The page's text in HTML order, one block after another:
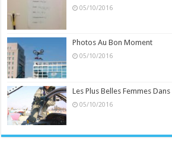
05/10/2016
Photos Au Bon Moment
05/10/2016
Les Plus Belles Femmes
05/10/2016